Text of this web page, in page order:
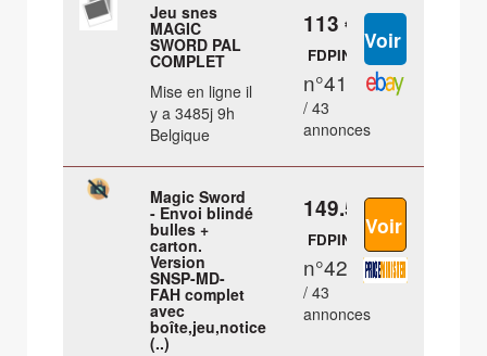
Jeu snes
MAGIC
SWORD PAL
COMPLET
Mise en ligne il
y a 3485j 9h
Belgique
113 €
FDPIN
n°41
/ 43
annonces
Magic Sword
- Envoi blindé
bulles +
carton.
Version
SNSP-MD-
FAH complet
avec
boîte,jeu,notice
(..)
149.5 €
FDPIN
n°42
/ 43
annonces